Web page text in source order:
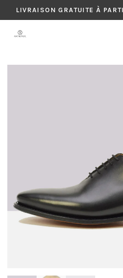
LIVRAISON GRATUITE À